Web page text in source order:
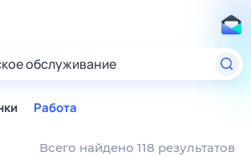
обслуживание
Работа
Всего найдено 118 результатов